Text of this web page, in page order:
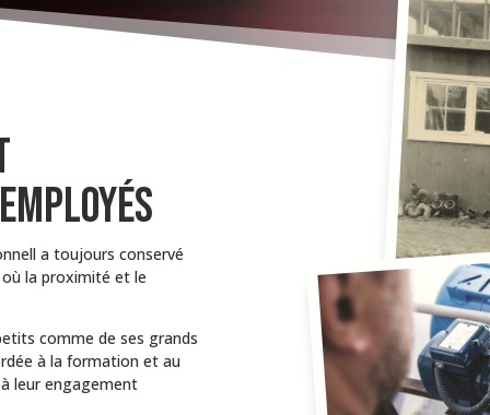
a toujours conservé
la proximité et le
comme de ses grands
à la formation et au
leur engagement